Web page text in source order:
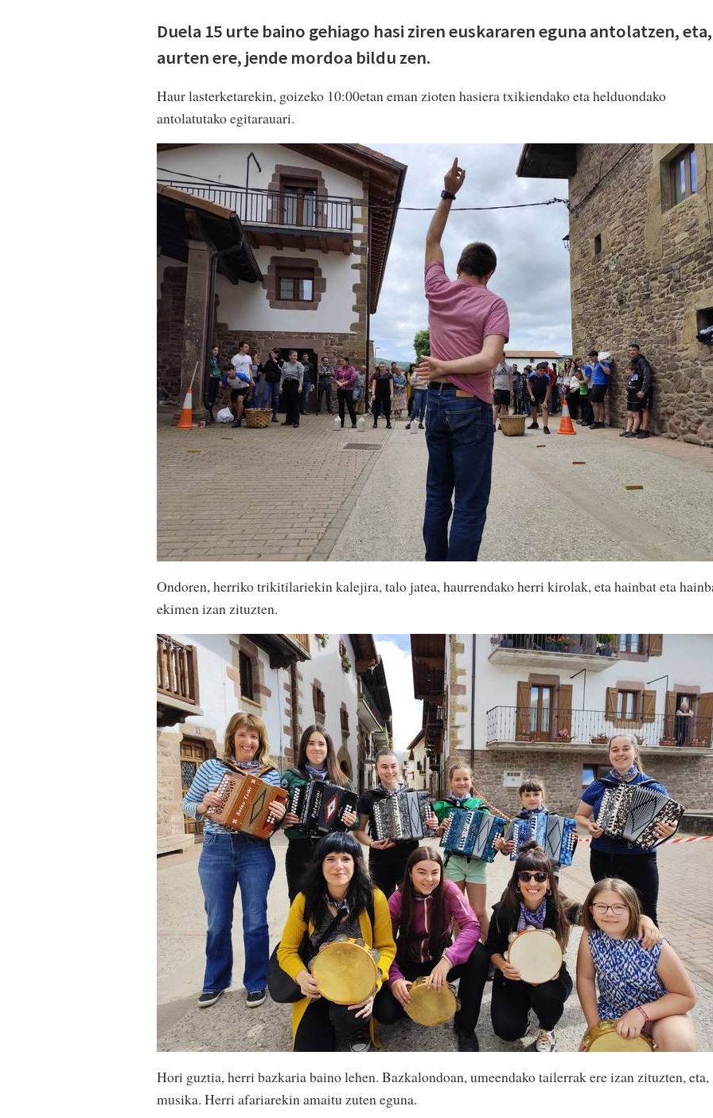
Duela 15 urte baino gehiago hasi ziren euskararen eguna antolatzen, eta,
aurten ere, jende mordoa bildu zen.
Haur lasterketarekin, goizeko 10:00etan eman zioten hasiera txikiendako eta helduondako
antolatutako egitarauari.
Ondoren, herriko trikitilariekin kalejira, talo jatea, haurrendako herri kirolak, eta hainbat eta
ekimen izan zituzten.
Hori guztia, herri bazkaria baino lehen. Bazkalondoan, umeendako tailerrak ere izan zituzten, eta,
musika. Herri afariarekin amaitu zuten eguna.